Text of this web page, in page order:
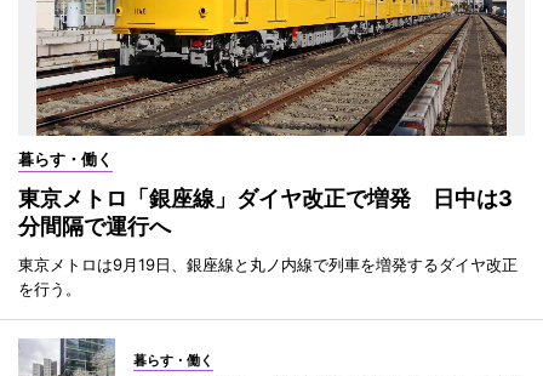
暮らす・働く
東京メトロ「銀座線」ダイヤ改正で増発 日中は3
分間隔で運行へ
東京メトロは9月19日、銀座線と丸ノ内線で列車を増発するダイヤ改正
を行う。
暮らす・働く